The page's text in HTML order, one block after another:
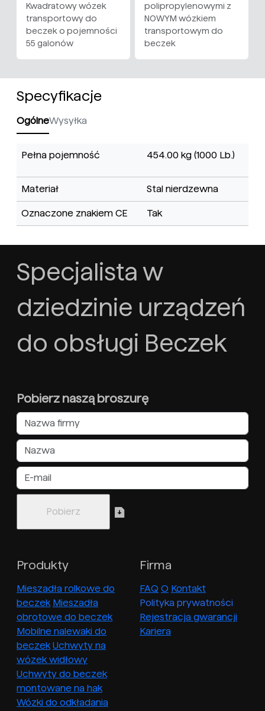
Kwadratowy wózek
transportowy do
beczek o pojemności
55 galonów
polipropylenowymi z
NOWYM wózkiem
transportowym do
beczek
Specyfikacje
OgólneWysyłka
Pełna pojemność 454.00 kg (1000 Lb.)
Materiał Stal nierdzewna
Oznaczone znakiem CE Tak
Specjalista w
dziedzinie urządzeń
do obsługi Beczek
Pobierz naszą broszurę
Produkty
Mieszadła rolkowe do
beczek Mieszadła
obrotowe do beczek
Mobilne nalewaki do
beczek Uchwyty na
wózek widłowy
Uchwyty do beczek
montowane na hak
Wózki do odkładania
Firma
FAQ O Kontakt
Polityka prywatności
Rejestracja gwarancji
Kariera